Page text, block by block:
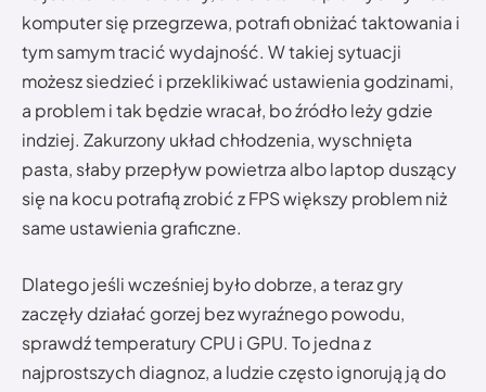
komputer się przegrzewa, potrafi obniżać taktowania i
tym samym tracić wydajność. W takiej sytuacji
możesz siedzieć i przeklikiwać ustawienia godzinami,
a problem i tak będzie wracał, bo źródło leży gdzie
indziej. Zakurzony układ chłodzenia, wyschnięta
pasta, słaby przepływ powietrza albo laptop duszący
się na kocu potrafią zrobić z FPS większy problem niż
same ustawienia graficzne.
Dlatego jeśli wcześniej było dobrze, a teraz gry
zaczęły działać gorzej bez wyraźnego powodu,
sprawdź temperatury CPU i GPU. To jedna z
najprostszych diagnoz, a ludzie często ignorują ją do